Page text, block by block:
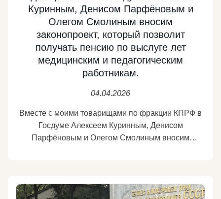
Куринным, Денисом Парфёновым и
Олегом Смолиным вносим
законопроект, который позволит
получать пенсию по выслуге лет
медицинским и педагогическим
работникам.
04.04.2026
Вместе с моими товарищами по фракции КПРФ в
Госдуме Алексеем Куринным, Денисом
Парфёновым и Олегом Смолиным вносим